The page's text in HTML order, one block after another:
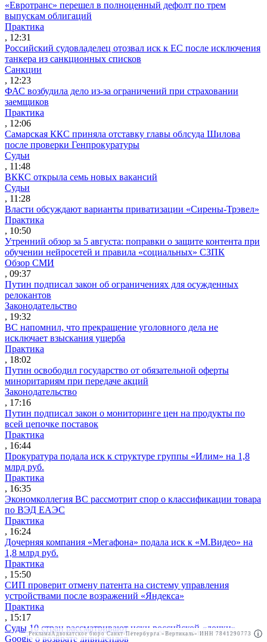
Реклама АО"Право.ру" ИНН: 7708095468
«Евротранс» перешел в полноценный дефолт по трем
выпускам облигаций
Практика
, 12:31
Российский судовладелец отозвал иск к ЕС после исключения
танкера из санкционных списков
Санкции
, 12:23
ФАС возбудила дело из-за ограничений при страховании
заемщиков
Практика
, 12:06
Самарская ККС приняла отставку главы облсуда Шилова
после проверки Генпрокуратуры
Судьи
, 11:48
ВККС открыла семь новых вакансий
Судьи
, 11:28
Власти обсуждают варианты приватизации «Сирены-Трэвел»
Практика
, 10:50
Утренний обзор за 5 августа: поправки о защите контента при
обучении нейросетей и правила «социальных» СЗПК
Обзор СМИ
, 09:37
Путин подписал закон об ограничениях для осужденных
релокантов
Законодательство
, 19:32
ВС напомнил, что прекращение уголовного дела не
исключает взыскания ущерба
Практика
, 18:02
Путин освободил государство от обязательной оферты
миноритариям при передаче акций
Законодательство
, 17:16
Путин подписал закон о мониторинге цен на продукты по
всей цепочке поставок
Практика
, 16:44
Прокуратура подала иск к структуре группы «Илим» на 1,8
млрд руб.
Практика
, 16:35
Экономколлегия ВС рассмотрит спор о классификации товара
по ВЭД ЕАЭС
Практика
, 16:24
Дочерняя компания «Мегафона» подала иск к «М.Видео» на
1,8 млрд руб.
Практика
, 15:50
СИП проверит отмену патента на систему управления
устройствами после возражений «Яндекса»
Практика
, 15:17
Суды 10 стран рассматривают иски российской «дочки»
Google о возврате дивидендов
РекламаАдвокатское бюро Санкт-Петербурга «Вертикаль» ИНН 7841290773